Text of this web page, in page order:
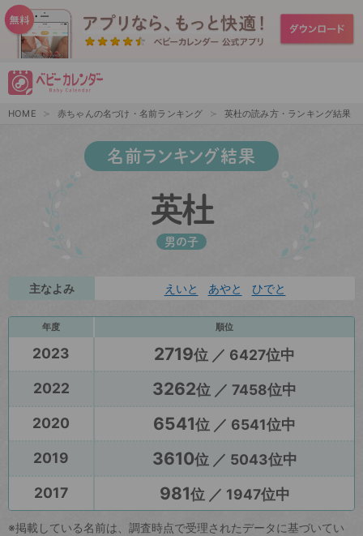
HOME 赤ちゃんの名づけ・名前ランキング 英杜の読み方・ランキング結果
名前ランキング結果
英杜
男の子
主なよみ えいと あやと ひでと
年度 順位
2023 2719位 ／ 6427位中
2022
3262位 ／ 7458位中
2020
6541位 ／ 6541位中
2019
3610位 ／ 5043位中
2017
981位 ／ 1947位中
※掲載している名前は、調査時点で受理されたデータに基づいてい